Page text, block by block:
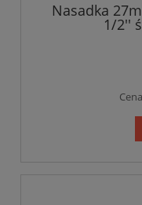
Nasadka
1/2''